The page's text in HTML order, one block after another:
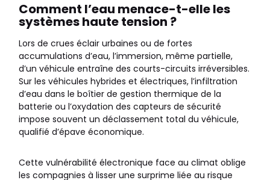
Comment l’eau menace-t-elle les
systèmes haute tension ?
Lors de crues éclair urbaines ou de fortes
accumulations d’eau, l’immersion, même partielle,
d’un véhicule entraîne des courts-circuits irréversibles.
Sur les véhicules hybrides et électriques, l’infiltration
d’eau dans le boîtier de gestion thermique de la
batterie ou l’oxydation des capteurs de sécurité
impose souvent un déclassement total du véhicule,
qualifié d’épave économique.
Cette vulnérabilité électronique face au climat oblige
les compagnies à lisser une surprime liée au risque